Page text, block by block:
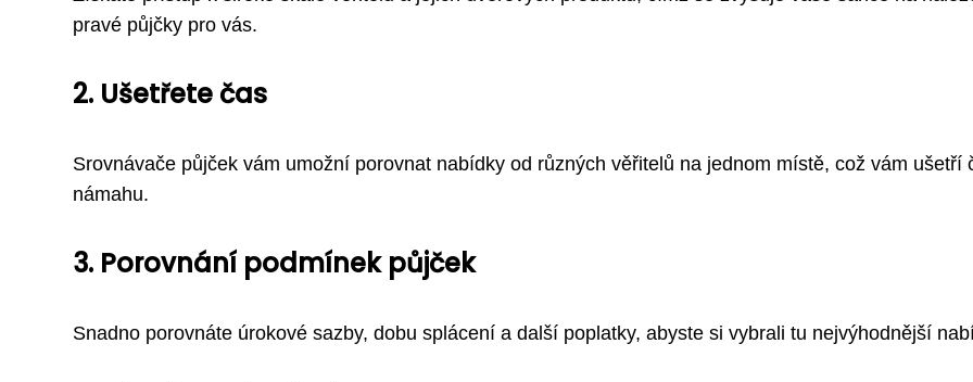
pravé půjčky pro vás.
2. Ušetřete čas
Srovnávače půjček vám umožní porovnat nabídky od různých věřitelů na jednom místě, což vám ušetří
námahu.
3. Porovnání podmínek půjček
Snadno porovnáte úrokové sazby, dobu splácení a další poplatky, abyste si vybrali tu nejvýhodnější